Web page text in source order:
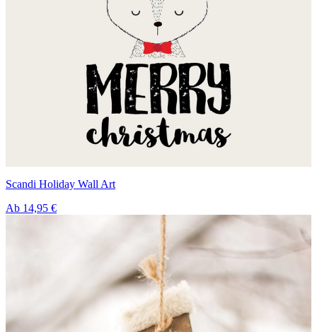
Scandi Holiday Wall Art
Ab 14,95 €